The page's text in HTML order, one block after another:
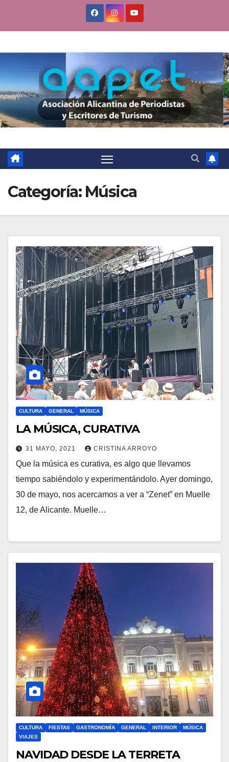
Categoría: Música
CULTURA GENERAL MÚSICA
LA MÚSICA, CURATIVA
31 MAYO, 2021 CRISTINA ARROYO
Que la música es curativa, es algo que llevamos
tiempo sabiéndolo y experimentándolo. Ayer domingo,
30 de mayo, nos acercamos a ver a “Zenet” en Muelle
12, de Alicante. Muelle…
CULTURA FIESTAS GASTRONOMÍA GENERAL INTERIOR
MÚSICA
VIAJES
NAVIDAD DESDE LA TERRETA